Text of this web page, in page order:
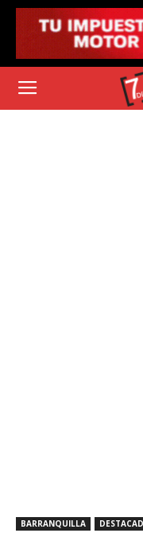
BARRANQUILLA